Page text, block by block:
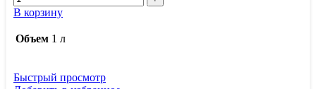
В корзину
Объем 1 л
Быстрый просмотр